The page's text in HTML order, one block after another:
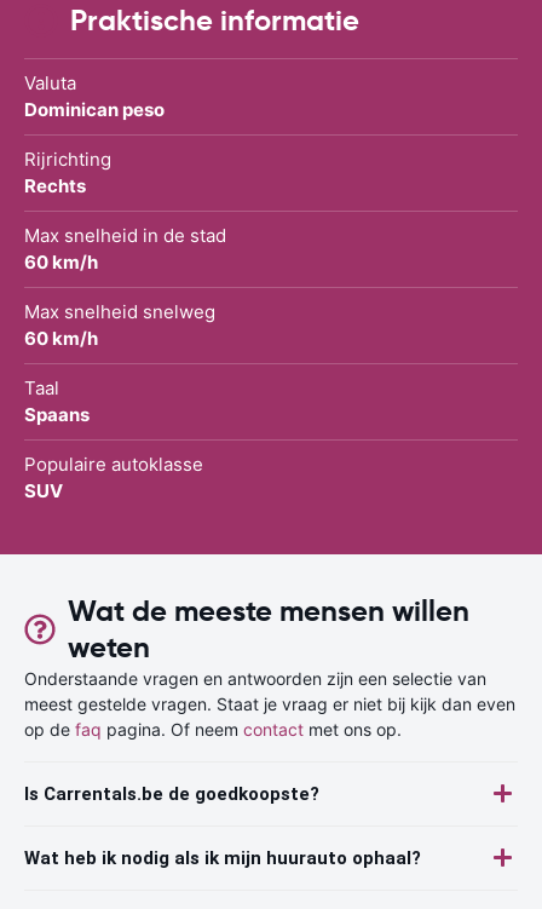
Praktische informatie
Valuta
Dominican peso
Rijrichting
Rechts
Max snelheid in de stad
60 km/h
Max snelheid snelweg
60 km/h
Taal
Spaans
Populaire autoklasse
SUV
Wat de meeste mensen willen
weten
Onderstaande vragen en antwoorden zijn een selectie van
meest gestelde vragen. Staat je vraag er niet bij kijk dan even
op de faq pagina. Of neem contact met ons op.
Is Carrentals.be de goedkoopste?
Wat heb ik nodig als ik mijn huurauto ophaal?